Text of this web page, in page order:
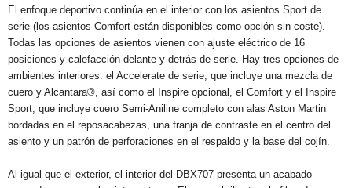
El enfoque deportivo continúa en el interior con los asientos Sport de
serie (los asientos Comfort están disponibles como opción sin coste).
Todas las opciones de asientos vienen con ajuste eléctrico de 16
posiciones y calefacción delante y detrás de serie. Hay tres opciones de
ambientes interiores: el Accelerate de serie, que incluye una mezcla de
cuero y Alcantara®, así como el Inspire opcional, el Comfort y el Inspire
Sport, que incluye cuero Semi-Aniline completo con alas Aston Martin
bordadas en el reposacabezas, una franja de contraste en el centro del
asiento y un patrón de perforaciones en el respaldo y la base del cojín.
Al igual que el exterior, el interior del DBX707 presenta un acabado